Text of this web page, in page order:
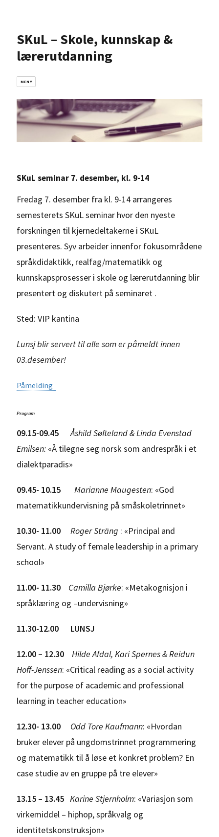
SKuL – Skole, kunnskap &
lærerutdanning
MENY
SKuL seminar 7. desember, kl. 9-14
Fredag 7. desember fra kl. 9-14 arrangeres
semesterets SKuL seminar hvor den nyeste
forskningen til kjernedeltakerne i SKuL
presenteres. Syv arbeider innenfor fokusområdene
språkdidaktikk, realfag/matematikk og
kunnskapsprosesser i skole og lærerutdanning blir
presentert og diskutert på seminaret .
Sted: VIP kantina
Lunsj blir servert til alle som er påmeldt innen
03.desember!
Påmelding
Program
09.15-09.45
Åshild Søfteland & Linda Evenstad
Emilsen: «Å tilegne seg norsk som andrespråk i et
dialektparadis»
09.45- 10.15Marianne Maugesten: «God
matematikkundervisning på småskoletrinnet»
10.30- 11.00 Roger Sträng : «Principal and
Servant. A study of female leadership in a primary
school»
11.00- 11.30 Camilla Bjørke: «Metakognisjon i
språklæring og –undervisning»
11.30-12.00 LUNSJ
12.00 – 12.30
Hilde Afdal, Kari Spernes & Reidun
Hoff-Jenssen: «Critical reading as a social activity
for the purpose of academic and professional
learning in teacher education»
12.30- 13.00 Odd Tore Kaufmann: «Hvordan
bruker elever på ungdomstrinnet programmering
og matematikk til å løse et konkret problem? En
case studie av en gruppe på tre elever»
13.15 – 13.45 Karine Stjernholm: «Variasjon som
virkemiddel – hiphop, språkvalg og
identitetskonstruksjon»